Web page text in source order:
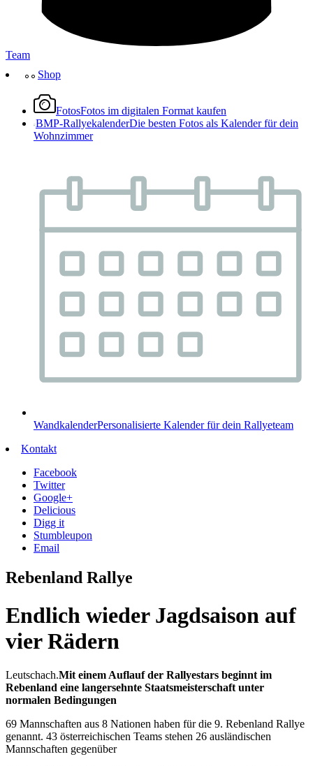
Team
Shop
FotosFotos im digitalen Format kaufen
BMP-RallyekalenderDie besten Fotos als Kalender für dein
Wohnzimmer
WandkalenderPersonalisierte Kalender für dein Rallyeteam
Kontakt
Facebook
Twitter
Google+
Delicious
Digg it
Stumbleupon
Email
Rebenland Rallye
Endlich wieder Jagdsaison auf
vier Rädern
Leutschach.Mit einem Auflauf der Rallyestars beginnt im
Rebenland eine langersehnte Staatsmeisterschaft unter
normalen Bedingungen
69 Mannschaften aus 8 Nationen haben für die 9. Rebenland Rallye
genannt. 43 österreichischen Teams stehen 26 ausländischen
Mannschaften gegenüber